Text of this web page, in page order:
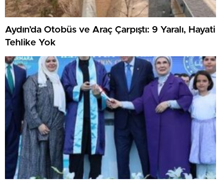
Aydın’da Otobüs ve Araç Çarpıştı: 9 Yaralı, Hayati
Tehlike Yok